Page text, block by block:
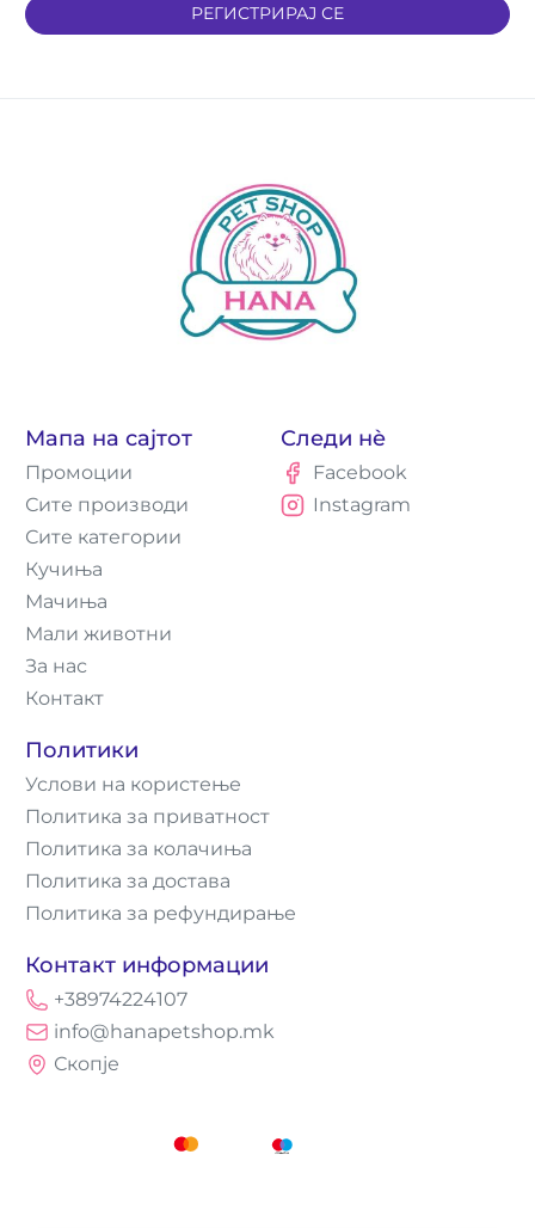
РЕГИСТРИРАЈ СЕ
Мапа на сајтот
Промоции
Сите производи
Сите категории
Кучиња
Мачиња
Мали животни
За нас
Контакт
Политики
Услови на користење
Политика за приватност
Политика за колачиња
Политика за достава
Политика за рефундирање
Контакт информации
+38974224107
info@hanapetshop.mk
Скопје
Следи нè
Facebook
Instagram